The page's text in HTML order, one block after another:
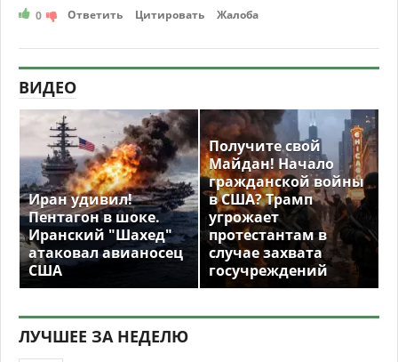
0 Ответить Цитировать Жалоба
ВИДЕО
Иран удивил!
Пентагон в шоке.
Иранский "Шахед"
атаковал авианосец
США
Получите свой
Майдан! Начало
гражданской войны
в США? Трамп
угрожает
протестантам в
случае захвата
госучреждений
ЛУЧШЕЕ ЗА НЕДЕЛЮ